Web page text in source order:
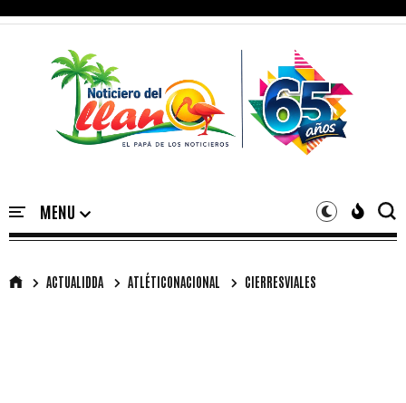
ACTUALIDDA ATLÉTICONACIONAL CIERRESVIALES